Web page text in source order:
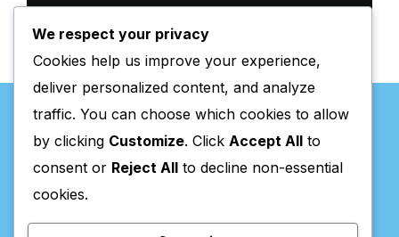
Valpaços Online
We respect your privacy
Cookies help us improve your experience,
deliver personalized content, and analyze
traffic. You can choose which cookies to allow
by clicking Customize. Click Accept All to
consent or Reject All to decline non-essential
cookies.